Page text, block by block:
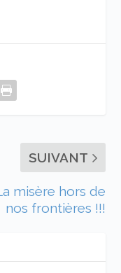
SUIVANT
misère hors de
nos frontières !!!